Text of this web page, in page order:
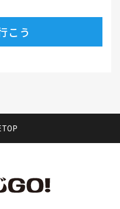
レシピ(1）
ーヒー(7）
コミュニティ(1）
こう